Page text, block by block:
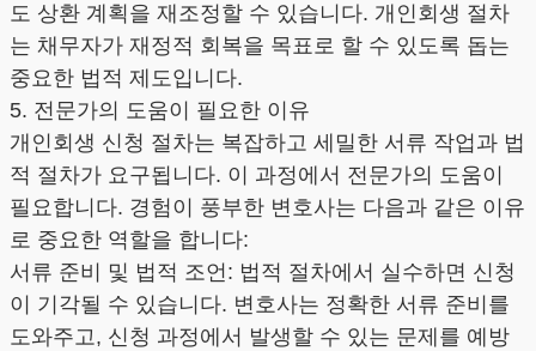
도 상환 계획을 재조정할 수 있습니다. 개인회생 절차
는 채무자가 재정적 회복을 목표로 할 수 있도록 돕는
중요한 법적 제도입니다.
5. 전문가의 도움이 필요한 이유
개인회생 신청 절차는 복잡하고 세밀한 서류 작업과 법
적 절차가 요구됩니다. 이 과정에서 전문가의 도움이
필요합니다. 경험이 풍부한 변호사는 다음과 같은 이유
로 중요한 역할을 합니다:
서류 준비 및 법적 조언: 법적 절차에서 실수하면 신청
이 기각될 수 있습니다. 변호사는 정확한 서류 준비를
도와주고, 신청 과정에서 발생할 수 있는 문제를 예방